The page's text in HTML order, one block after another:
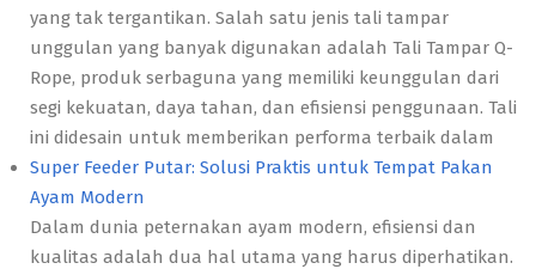
yang tak tergantikan. Salah satu jenis tali tampar
unggulan yang banyak digunakan adalah Tali Tampar Q-
Rope, produk serbaguna yang memiliki keunggulan dari
segi kekuatan, daya tahan, dan efisiensi penggunaan. Tali
ini didesain untuk memberikan performa terbaik dalam
Super Feeder Putar: Solusi Praktis untuk Tempat Pakan
Ayam Modern
Dalam dunia peternakan ayam modern, efisiensi dan
kualitas adalah dua hal utama yang harus diperhatikan.